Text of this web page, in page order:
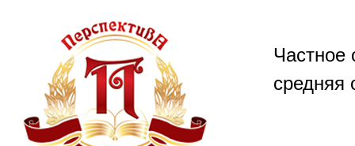
содержимому
Частное
средняя